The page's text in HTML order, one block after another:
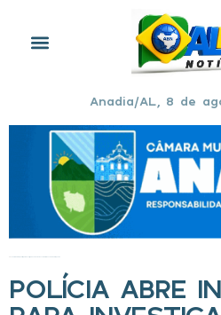
Anadia/AL, 8 de
POLÍCIA ABRE